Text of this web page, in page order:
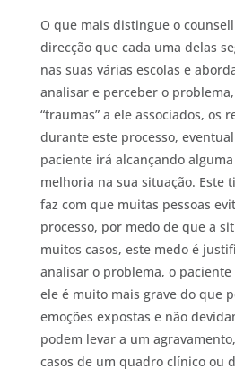
O que mais distingue o
direcção que cada uma delas
nas suas várias escolas e
analisar e perceber o problema,
“traumas” a ele associados, os
durante este processo,
paciente irá alcançando
melhoria na sua situação. Este
faz com que muitas pessoas
processo, por medo de que a
muitos casos, este medo é
analisar o problema, o
ele é muito mais grave do que
emoções expostas e não
podem levar a um
casos de um quadro clínico ou